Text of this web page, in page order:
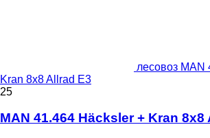
лесовоз MAN
Kran 8x8 Allrad E3
25
MAN 41.464 Häcksler + Kran 8x8